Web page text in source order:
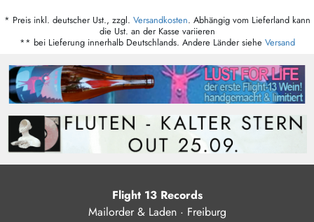
* Preis inkl. deutscher Ust., zzgl. Versandkosten. Abhängig vom Lieferland kann
die Ust. an der Kasse variieren
** bei Lieferung innerhalb Deutschlands. Andere Länder siehe Versand
Flight 13 Records
Mailorder & Laden · Freiburg